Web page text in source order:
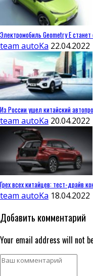
Электромобиль Geometry E
team autoKa 22.04.2022
Из России ушел китайский
team autoKa 20.04.2022
Грех всех китайцев: тест-драйв
team autoKa 18.04.2022
Добавить комментарий
Your email address will not